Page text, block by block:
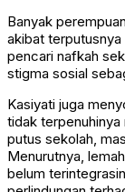
Banyak
akibat
pencari nafkah
stigma sosial
Kasiyati juga
tidak
putus sekolah,
Menurutnya,
belum